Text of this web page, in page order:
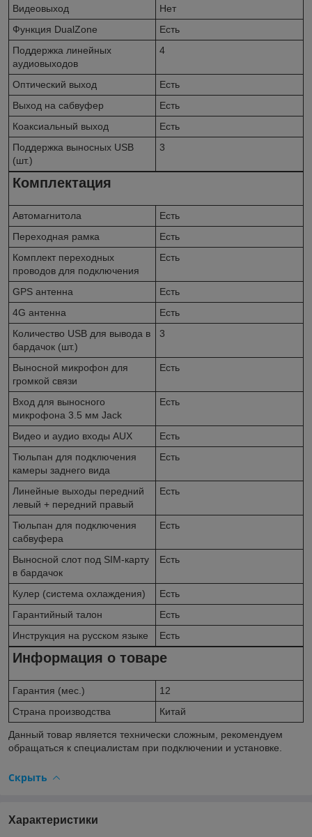
Видеовыход
Нет
Функция DualZone
Есть
Поддержка линейных
аудиовыходов
4
Оптический выход
Есть
Выход на сабвуфер
Есть
Коаксиальный выход
Есть
Поддержка выносных USB
(шт.)
3
Комплектация
Автомагнитола
Есть
Переходная рамка
Есть
Комплект переходных
проводов для подключения
Есть
GPS антенна
Есть
4G антенна
Есть
Количество USB для вывода в
бардачок (шт.)
3
Выносной микрофон для
громкой связи
Есть
Вход для выносного
микрофона 3.5 мм Jack
Есть
Видео и аудио входы AUX
Есть
Тюльпан для подключения
камеры заднего вида
Есть
Линейные выходы передний
левый + передний правый
Есть
Тюльпан для подключения
сабвуфера
Есть
Выносной слот под SIM-карту
в бардачок
Есть
Кулер (система охлаждения)
Есть
Гарантийный талон
Есть
Инструкция на русском языке
Есть
Информация о товаре
Гарантия (мес.)
12
Страна производства
Китай
Данный товар является технически сложным, рекомендуем
обращаться к специалистам при подключении и установке.
Скрыть
Характеристики